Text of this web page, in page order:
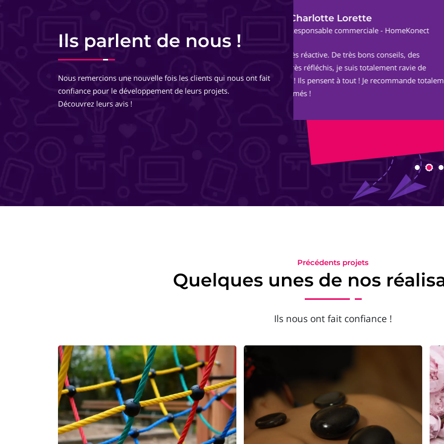
Ils parlent de nous !
Nous remercions une nouvelle fois les clients qui nous ont fait
confiance pour le développement de leurs projets.
Découvrez leurs avis !
Equipe très pro, très réactive. De très bons conseils, des
travailler avec eux ! Ils pensent à tout ! Je recommande totalement,
même les yeux fermés !
Fondatrice et
Un grand merci à Sophie et Adrien
https://okern-massage.ch.
Votre écoute, vos conseils, votre
ont permis à mon site de voir le jour
Je le trouve au TOP ! Bon boulot !
Encore merci à vous deux et longue
Précédents projets
Quelques unes de nos
Ils nous ont fait confiance !